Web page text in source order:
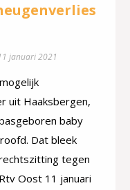
januari 2021
uit Haaksbergen,
baby
Dat bleek
tegen
Oost 11 januari